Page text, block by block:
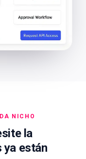
NICHO
la
ya están